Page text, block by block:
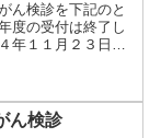
ん検診を下記のと
度の受付は終了し
年１１月２３日
４月１日現在４０
人（応募...
ん検診